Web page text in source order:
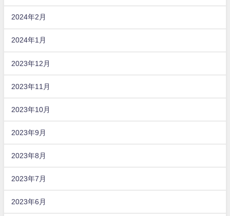
2024年2月
2024年1月
2023年12月
2023年11月
2023年10月
2023年9月
2023年8月
2023年7月
2023年6月